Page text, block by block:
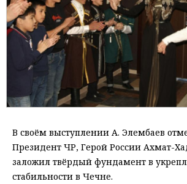
В своём выступлении А. Элембаев
Президент ЧР, Герой России Ахмат-
заложил твёрдый фундамент в
стабильности в Чечне.